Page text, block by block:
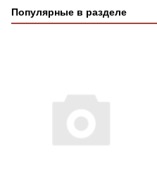
Популярные в разделе